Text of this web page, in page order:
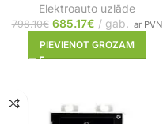
Elektroauto uzlāde
798.10€ 685.17€ gab. ar PVN
PIEVIENOT GROZAM